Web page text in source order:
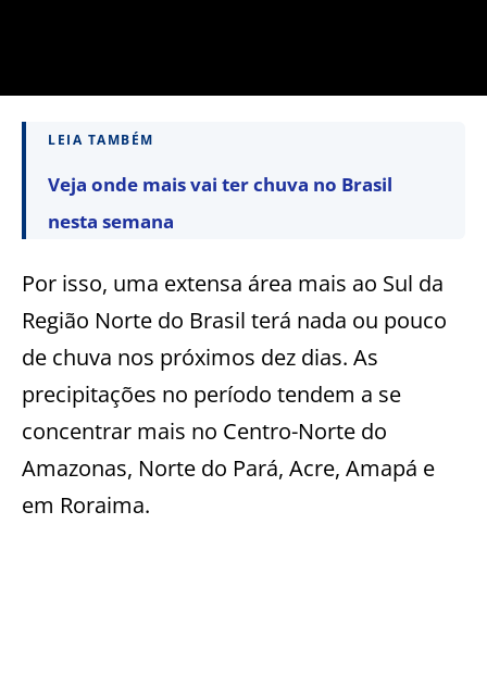
LEIA TAMBÉM
Veja onde mais vai ter chuva no Brasil
nesta semana
Por isso, uma extensa área mais ao Sul da
Região Norte do Brasil terá nada ou pouco
de chuva nos próximos dez dias. As
precipitações no período tendem a se
concentrar mais no Centro-Norte do
Amazonas, Norte do Pará, Acre, Amapá e
em Roraima.